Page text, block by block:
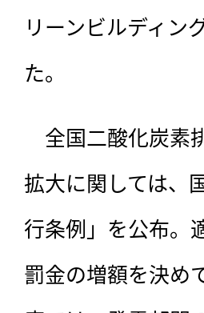
リーンビルディン
た。
全国二酸化炭素
拡大に関しては、
行条例」を公布。
罰金の増額を決め